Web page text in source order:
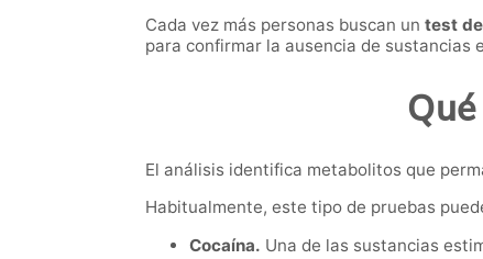
Cada vez más personas buscan un test
para confirmar la ausencia de sustancias
El análisis identifica metabolitos que
Habitualmente, este tipo de pruebas
Cocaína. Una de las sustancias